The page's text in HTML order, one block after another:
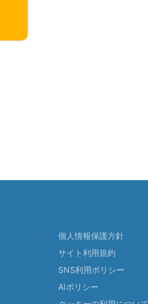
個人情報保護方針
サイト利用規約
SNS利用ポリシー
AIポリシー